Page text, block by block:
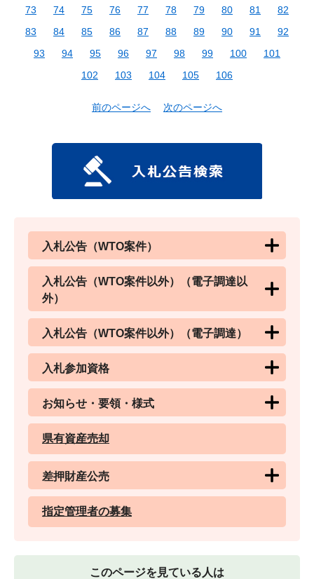
73
74 75 76 77 78 79 80 81
82
83
84 85 86 87 88 89 90 91
92
93
94 95 96 97 98 99 100
101
102
103 104 105 106
前のページへ 次のページへ
入札公告（WTO案件）
入札公告（WTO案件以外）（電子調達以
外）
入札公告（WTO案件以外）（電子調達）
入札参加資格
お知らせ・要領・様式
県有資産売却
差押財産公売
指定管理者の募集
このページを見ている人は